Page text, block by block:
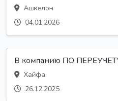
Ашкелон
04.01.2026
В компанию ПО
Хайфа
26.12.2025